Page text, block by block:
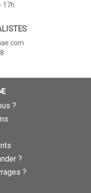
17h
?
?
?